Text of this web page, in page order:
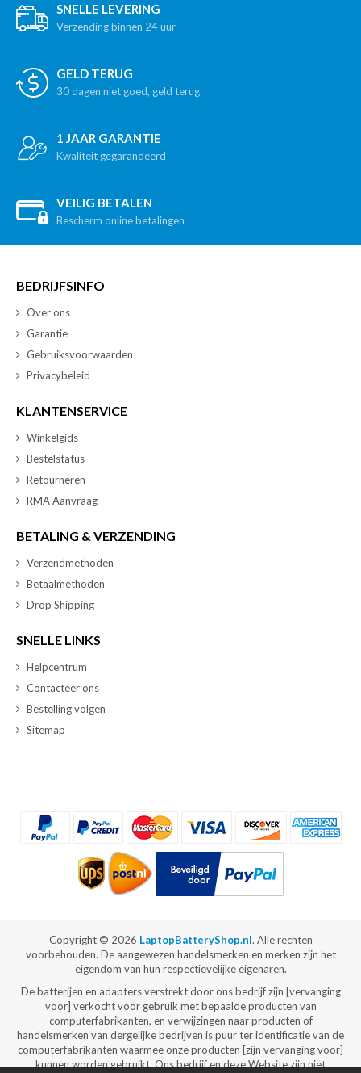
SNELLE LEVERING
Verzending binnen 24 uur
GELD TERUG
30 dagen niet goed, geld terug
1 JAAR GARANTIE
Kwaliteit gegarandeerd
VEILIG BETALEN
Bescherm online betalingen
BEDRIJFSINFO
Over ons
Garantie
Gebruiksvoorwaarden
Privacybeleid
KLANTENSERVICE
Winkelgids
Bestelstatus
Retourneren
RMA Aanvraag
BETALING & VERZENDING
Verzendmethoden
Betaalmethoden
Drop Shipping
SNELLE LINKS
Helpcentrum
Contacteer ons
Bestelling volgen
Sitemap
Copyright © 2026 LaptopBatteryShop.nl. Alle rechten
voorbehouden. De aangewezen handelsmerken en merken zijn het
eigendom van hun respectievelijke eigenaren.
De batterijen en adapters verstrekt door ons bedrijf zijn [vervanging
voor] verkocht voor gebruik met bepaalde producten van
computerfabrikanten, en verwijzingen naar producten of
handelsmerken van dergelijke bedrijven is puur ter identificatie van de
computerfabrikanten waarmee onze producten [zijn vervanging voor]
kunnen worden gebruikt. Ons bedrijf en deze Website zijn niet